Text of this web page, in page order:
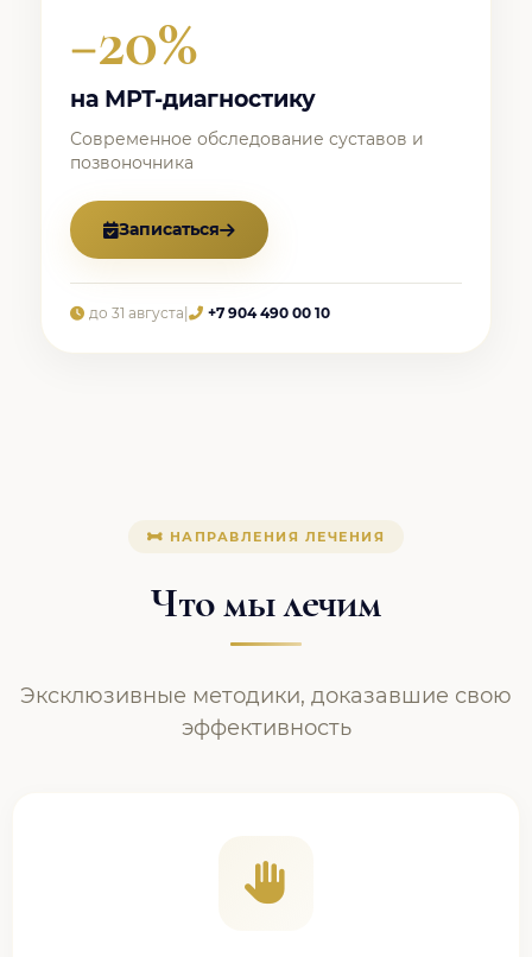
−20%
на МРТ-диагностику
Современное обследование суставов и
позвоночника
Записаться
до 31 августа +7 904 490 00 10
НАПРАВЛЕНИЯ ЛЕЧЕНИЯ
Что мы лечим
Эксклюзивные методики, доказавшие свою
эффективность